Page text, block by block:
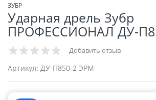
ЗУБР
Ударная дрель Зубр
ПРОФЕССИОНАЛ ДУ-
Добавить отзыв
Артикул: ДУ-П850-2 ЭРМ